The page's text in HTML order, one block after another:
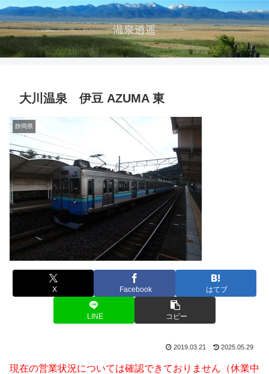
温泉逍遥
大川温泉 伊豆 AZUMA 東
静岡県
X Facebook はてブ
LINE コピー
2019.03.21 2025.05.29
現在の営業状況については確認できておりません（休業中